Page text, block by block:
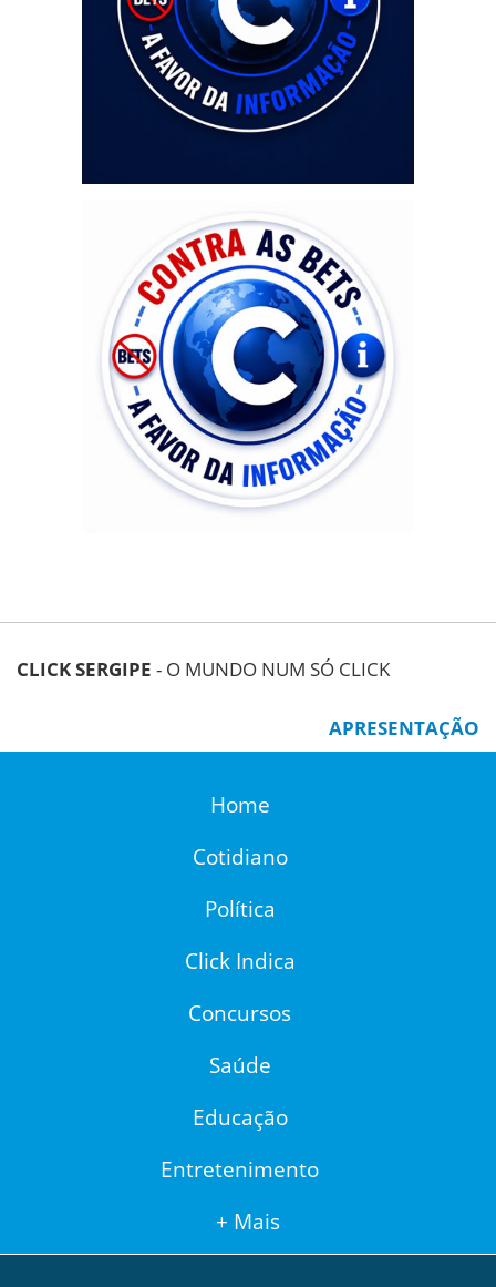
CLICK SERGIPE - O MUNDO NUM SÓ CLICK
APRESENTAÇÃO
Home
Cotidiano
Política
Click Indica
Concursos
Saúde
Educação
Entretenimento
+ Mais